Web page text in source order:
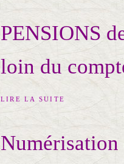
PENSIONS
loin du
LIRE LA SUITE
Numérisation